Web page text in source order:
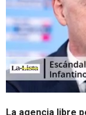
La agencia libre